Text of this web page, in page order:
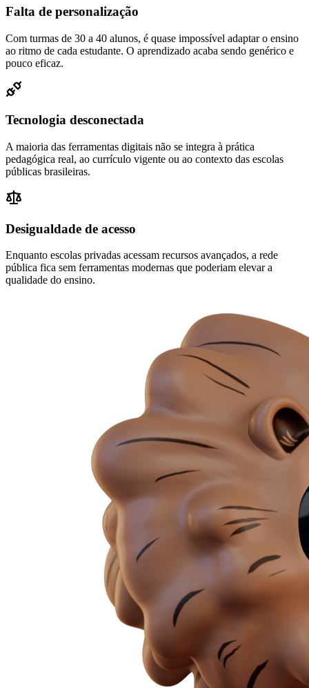
Falta de personalização
Com turmas de 30 a 40 alunos, é quase impossível adaptar o ensino
ao ritmo de cada estudante. O aprendizado acaba sendo genérico e
pouco eficaz.
Tecnologia desconectada
A maioria das ferramentas digitais não se integra à prática
pedagógica real, ao currículo vigente ou ao contexto das escolas
públicas brasileiras.
Desigualdade de acesso
Enquanto escolas privadas acessam recursos avançados, a rede
pública fica sem ferramentas modernas que poderiam elevar a
qualidade do ensino.